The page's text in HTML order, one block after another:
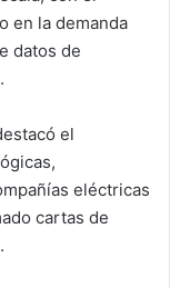
en la demanda
datos de
el
eléctricas
cartas de